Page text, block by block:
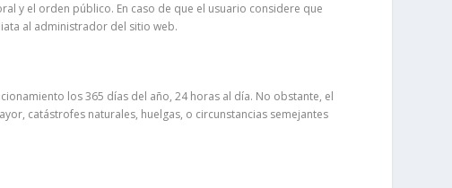
y el orden público. En caso de que el usuario considere que
al administrador del sitio web.
los 365 días del año, 24 horas al día. No obstante, el
catástrofes naturales, huelgas, o circunstancias semejantes